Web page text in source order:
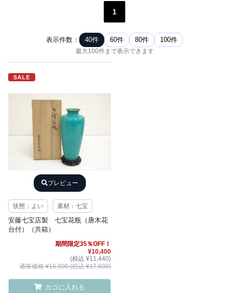
1
表示件数： 40件 60件 80件 100件
最大100件まで表示できます
SALE
プレビュー
状態：よい 素材：七宝
安藤七宝店製 七宝花瓶（唐木花
台付）（共箱）
期間限定35％OFF！
¥10,400
(税込 ¥11,440)
通常価格 ¥16,000 (税込 ¥17,600)
カゴに入れる